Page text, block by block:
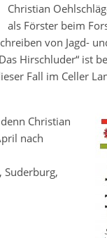
Christian
als Förster beim
von Jagd-
Hirschluder“ ist
Fall im Celler
Christian
nach
Suderburg,